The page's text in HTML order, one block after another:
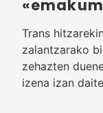
Trans
zalantzarako
zehazten
izena izan